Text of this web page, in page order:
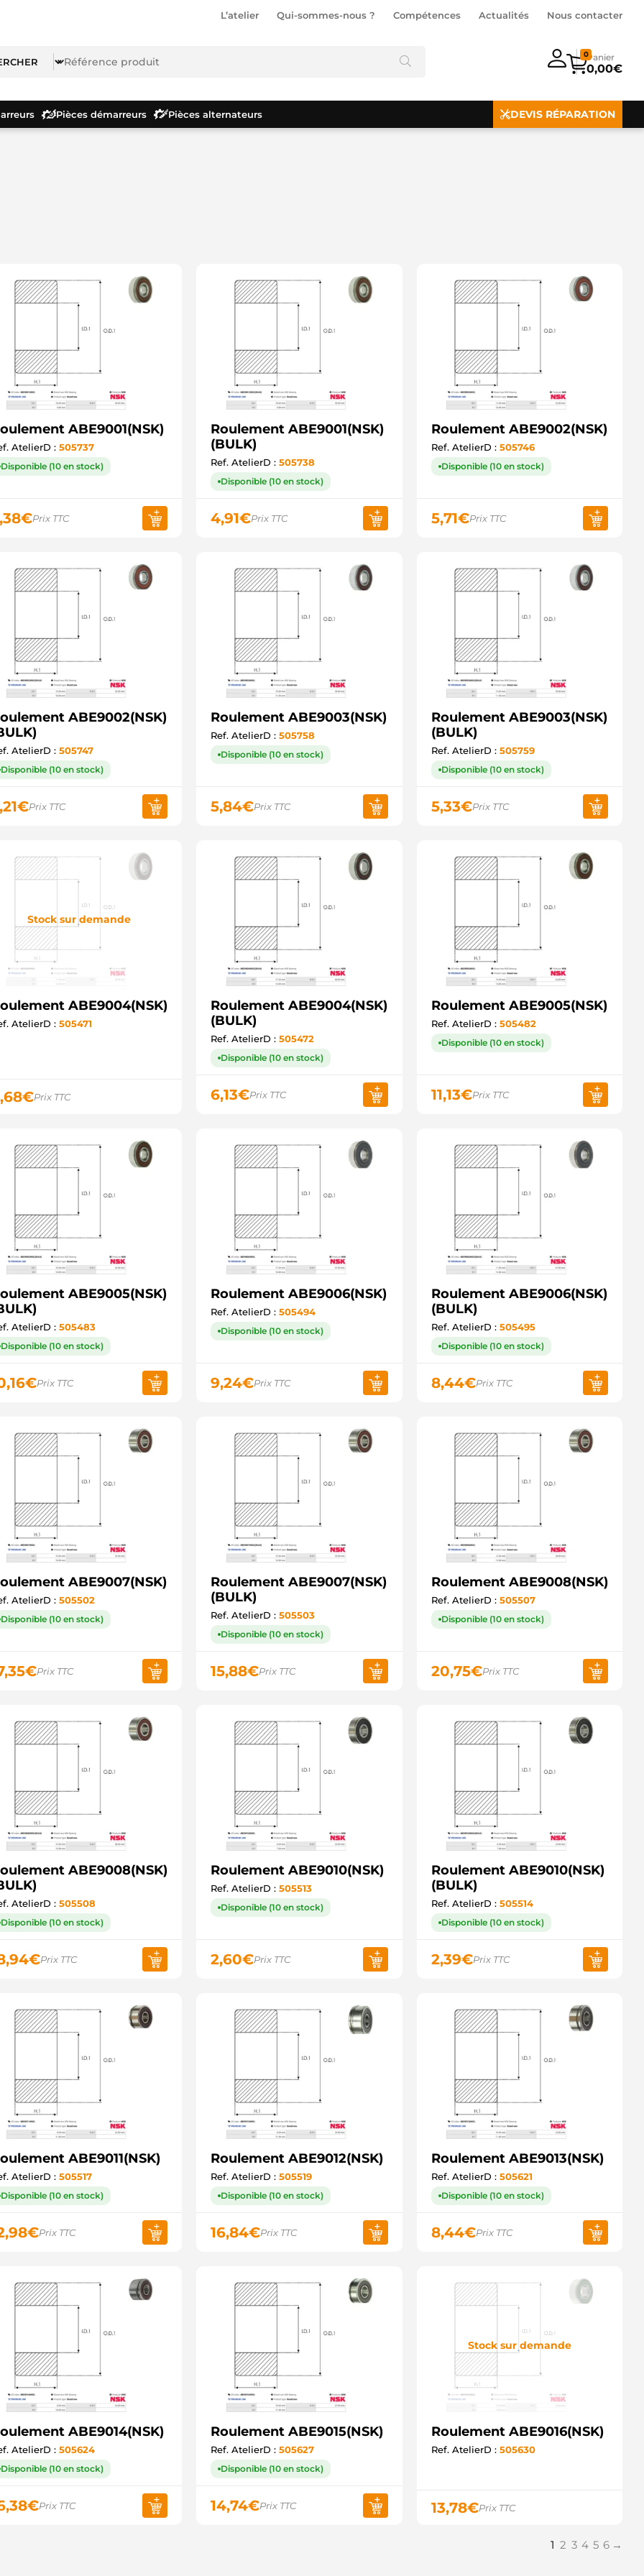
L’atelier Qui-sommes-nous ? Compétences Actualités Nous contacter
0,00€
0
Pièces démarreurs Pièces alternateurs DEVIS RÉPARATION
ABE9001(NSK)
AtelierD :505737
Disponible (10 en stock)
€Prix TTC
Roulement ABE9001(NSK)
(BULK)
Ref. AtelierD :505738
Disponible (10 en stock)
4,91€Prix TTC
Roulement ABE9002(NSK)
Ref. AtelierD : 505746
Disponible (10 en stock)
5,71€Prix TTC
ABE9002(NSK)
AtelierD :505747
Disponible (10 en stock)
€Prix TTC
Roulement ABE9003(NSK)
Ref. AtelierD :505758
Disponible (10 en stock)
5,84€Prix TTC
Roulement ABE9003(NSK)
(BULK)
Ref. AtelierD : 505759
Disponible (10 en stock)
5,33€Prix TTC
Stock sur demande
ABE9004(NSK)
AtelierD :505471
€Prix TTC
Roulement ABE9004(NSK)
(BULK)
Ref. AtelierD :505472
Disponible (10 en stock)
6,13€Prix TTC
Roulement ABE9005(NSK)
Ref. AtelierD : 505482
Disponible (10 en stock)
11,13€Prix TTC
ABE9005(NSK)
AtelierD :505483
Disponible (10 en stock)
€Prix TTC
Roulement ABE9006(NSK)
Ref. AtelierD :505494
Disponible (10 en stock)
9,24€Prix TTC
Roulement ABE9006(NSK)
(BULK)
Ref. AtelierD : 505495
Disponible (10 en stock)
8,44€Prix TTC
ABE9007(NSK)
AtelierD :505502
Disponible (10 en stock)
€Prix TTC
Roulement ABE9007(NSK)
(BULK)
Ref. AtelierD :505503
Disponible (10 en stock)
15,88€Prix TTC
Roulement ABE9008(NSK)
Ref. AtelierD : 505507
Disponible (10 en stock)
20,75€Prix TTC
ABE9008(NSK)
AtelierD :505508
Disponible (10 en stock)
€Prix TTC
Roulement ABE9010(NSK)
Ref. AtelierD :505513
Disponible (10 en stock)
2,60€Prix TTC
Roulement ABE9010(NSK)
(BULK)
Ref. AtelierD : 505514
Disponible (10 en stock)
2,39€Prix TTC
ABE9011(NSK)
AtelierD :505517
Disponible (10 en stock)
€Prix TTC
Roulement ABE9012(NSK)
Ref. AtelierD :505519
Disponible (10 en stock)
16,84€Prix TTC
Roulement ABE9013(NSK)
Ref. AtelierD : 505621
Disponible (10 en stock)
8,44€Prix TTC
ABE9014(NSK)
AtelierD :505624
Disponible (10 en stock)
€Prix TTC
Roulement ABE9015(NSK)
Ref. AtelierD :505627
Disponible (10 en stock)
14,74€Prix TTC
Stock sur demande
Roulement ABE9016(NSK)
Ref. AtelierD : 505630
13,78€Prix TTC
1 2 3 4 5 6 →